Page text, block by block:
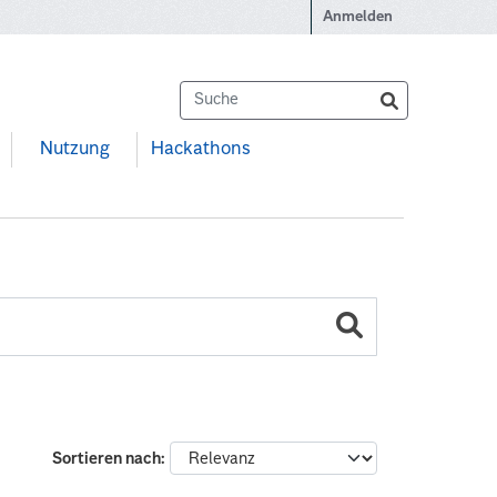
Anmelden
Nutzung Hackathons
Sortieren nach